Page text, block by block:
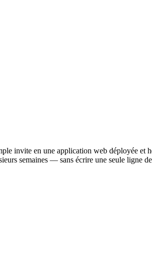
invite en une application web déployée et
semaines — sans écrire une seule ligne